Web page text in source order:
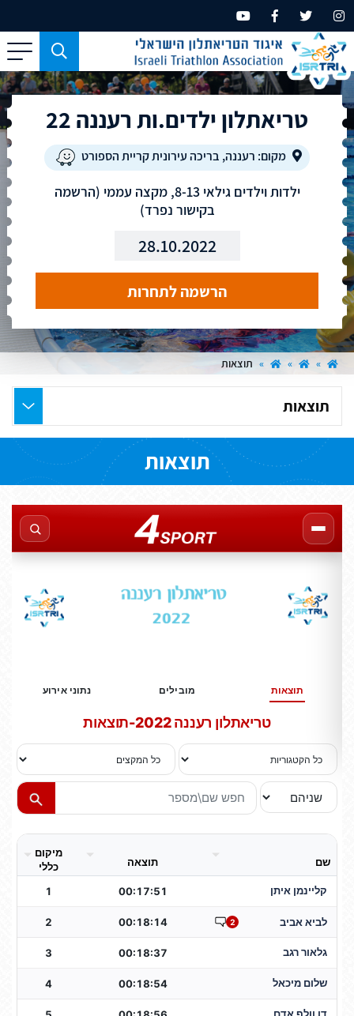
כפתור
משמש
עבור
מכשירים
בעלי
מסך
טריאתלון ילדים.ות רעננה 22
מקום: רעננה, בריכה עירונית קריית הספורט
ילדות וילדים גילאי 8-13, מקצה עממי (הרשמה
בקישור נפרד)
28.10.2022
הרשמה לתחרות
»
»
» תוצאות
את
העמוד
הרצוי
תוצאות